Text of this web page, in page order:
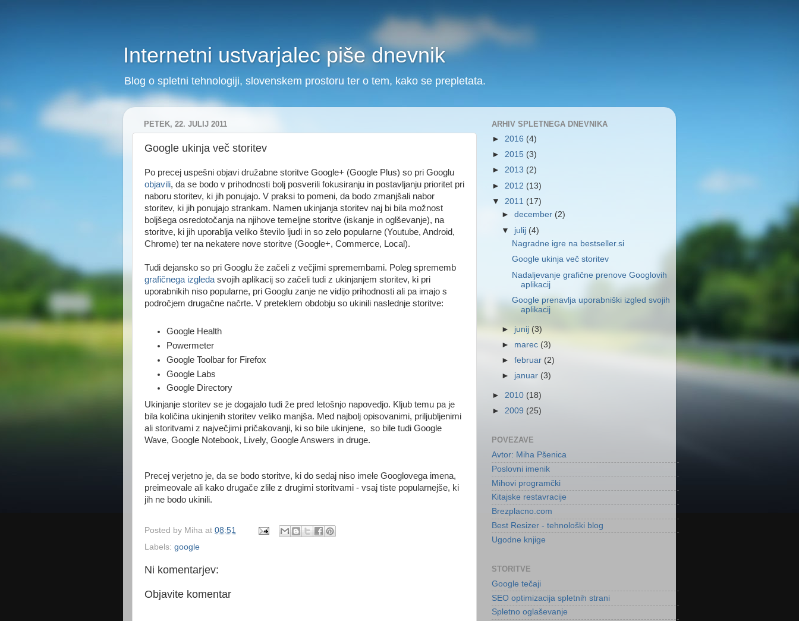
Internetni ustvarjalec piše dnevnik
Blog o spletni tehnologiji, slovenskem prostoru ter o tem, kako se prepletata.
PETEK, 22. JULIJ 2011
Google ukinja več storitev
Po precej uspešni objavi družabne storitve Google+ (Google Plus) so pri Googlu
objavili, da se bodo v prihodnosti bolj posverili fokusiranju in postavljanju prioritet pri
naboru storitev, ki jih ponujajo. V praksi to pomeni, da bodo zmanjšali nabor
storitev, ki jih ponujajo strankam. Namen ukinjanja storitev naj bi bila možnost
boljšega osredotočanja na njihove temeljne storitve (iskanje in oglševanje), na
storitve, ki jih uporablja veliko število ljudi in so zelo popularne (Youtube, Android,
Chrome) ter na nekatere nove storitve (Google+, Commerce, Local).
Tudi dejansko so pri Googlu že začeli z večjimi spremembami. Poleg sprememb
grafičnega izgleda svojih aplikacij so začeli tudi z ukinjanjem storitev, ki pri
uporabnikih niso popularne, pri Googlu zanje ne vidijo prihodnosti ali pa imajo s
področjem drugačne načrte. V preteklem obdobju so ukinili naslednje storitve:
Google Health
Powermeter
Google Toolbar for Firefox
Google Labs
Google Directory
Ukinjanje storitev se je dogajalo tudi že pred letošnjo napovedjo. Kljub temu pa je
bila količina ukinjenih storitev veliko manjša. Med najbolj opisovanimi, priljubljenimi
ali storitvami z največjimi pričakovanji, ki so bile ukinjene, so bile tudi Google
Wave, Google Notebook, Lively, Google Answers in druge.
Precej verjetno je, da se bodo storitve, ki do sedaj niso imele Googlovega imena,
preimeovale ali kako drugače zlile z drugimi storitvami - vsaj tiste popularnejše, ki
jih ne bodo ukinili.
Posted by Miha at 08:51
Labels: google
Ni komentarjev:
Objavite komentar
ARHIV SPLETNEGA DNEVNIKA
► 2016 (4)
► 2015 (3)
► 2013 (2)
► 2012 (13)
▼ 2011 (17)
►december (2)
▼ julij (4)
Nagradne igre na bestseller.si
Google ukinja več storitev
Nadaljevanje grafične prenove Googlovih
aplikacij
Google prenavlja uporabniški izgled svojih
aplikacij
► junij (3)
► marec (3)
►februar (2)
► januar (3)
► 2010 (18)
► 2009 (25)
POVEZAVE
Avtor: Miha Pšenica
Poslovni imenik
Mihovi programčki
Kitajske restavracije
Brezplacno.com
Best Resizer - tehnološki blog
Ugodne knjige
STORITVE
Google tečaji
SEO optimizacija spletnih strani
Spletno oglaševanje